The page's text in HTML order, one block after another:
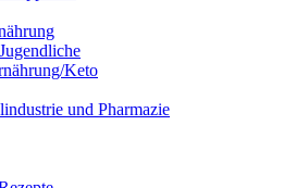
Keto
und Pharmazie